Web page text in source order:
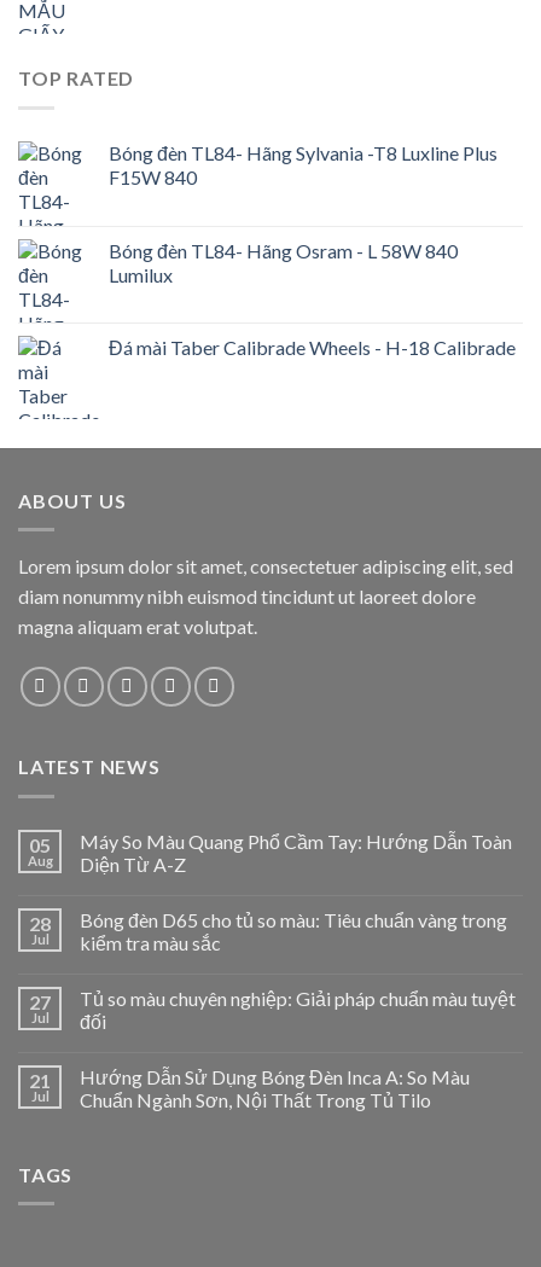
TOP RATED
Bóng đèn TL84- Hãng Sylvania -T8 Luxline Plus
F15W 840
Bóng đèn TL84- Hãng Osram - L 58W 840
Lumilux
Đá mài Taber Calibrade Wheels - H-18 Calibrade
ABOUT US
Lorem ipsum dolor sit amet, consectetuer adipiscing elit, sed
diam nonummy nibh euismod tincidunt ut laoreet dolore
magna aliquam erat volutpat.
LATEST NEWS
05
Aug
Máy So Màu Quang Phổ Cầm Tay: Hướng Dẫn Toàn
Diện Từ A-Z
28
Jul
Bóng đèn D65 cho tủ so màu: Tiêu chuẩn vàng trong
kiểm tra màu sắc
27
Jul
Tủ so màu chuyên nghiệp: Giải pháp chuẩn màu tuyệt
đối
21
Jul
Hướng Dẫn Sử Dụng Bóng Đèn Inca A: So Màu
Chuẩn Ngành Sơn, Nội Thất Trong Tủ Tilo
TAGS